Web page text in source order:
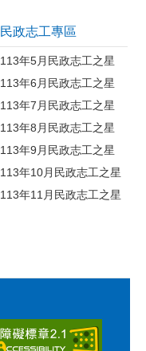
民政志工專區
113年5月民政志工之星
113年6月民政志工之星
113年7月民政志工之星
113年8月民政志工之星
113年9月民政志工之星
113年10月民政志工之星
113年11月民政志工之星